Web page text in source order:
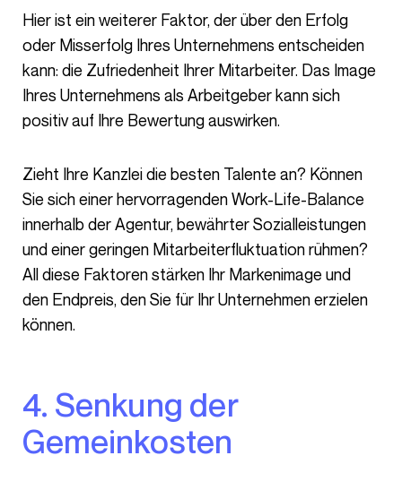
Hier ist ein weiterer Faktor, der über den Erfolg
oder Misserfolg Ihres Unternehmens entscheiden
kann: die Zufriedenheit Ihrer Mitarbeiter. Das Image
Ihres Unternehmens als Arbeitgeber kann sich
positiv auf Ihre Bewertung auswirken.
Zieht Ihre Kanzlei die besten Talente an? Können
Sie sich einer hervorragenden Work-Life-Balance
innerhalb der Agentur, bewährter Sozialleistungen
und einer geringen Mitarbeiterfluktuation rühmen?
All diese Faktoren stärken Ihr Markenimage und
den Endpreis, den Sie für Ihr Unternehmen erzielen
können.
4. Senkung der
Gemeinkosten